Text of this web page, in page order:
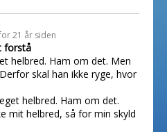
21 år siden
forstå
helbred. Ham om det. Men
skal han ikke ryge, hvor
helbred. Ham om det.
mit helbred, så for min skyld